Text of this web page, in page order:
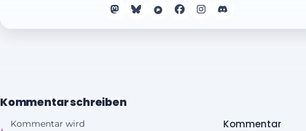
Kommentar schreiben
Kommentar wird
Kommentar